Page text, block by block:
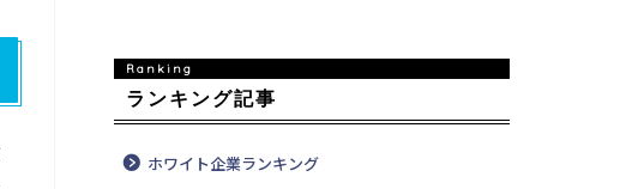
ランキング記事
ホワイト企業ランキング